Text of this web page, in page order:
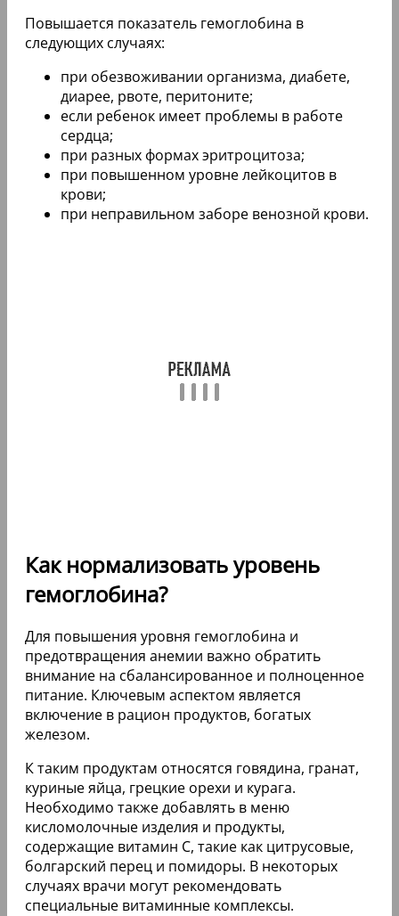
Повышается показатель гемоглобина в
следующих случаях:
при обезвоживании организма, диабете,
диарее, рвоте, перитоните;
если ребенок имеет проблемы в работе
сердца;
при разных формах эритроцитоза;
при повышенном уровне лейкоцитов в
крови;
при неправильном заборе венозной крови.
Как нормализовать уровень
гемоглобина?
Для повышения уровня гемоглобина и
предотвращения анемии важно обратить
внимание на сбалансированное и полноценное
питание. Ключевым аспектом является
включение в рацион продуктов, богатых
железом.
К таким продуктам относятся говядина, гранат,
куриные яйца, грецкие орехи и курага.
Необходимо также добавлять в меню
кисломолочные изделия и продукты,
содержащие витамин С, такие как цитрусовые,
болгарский перец и помидоры. В некоторых
случаях врачи могут рекомендовать
специальные витаминные комплексы.